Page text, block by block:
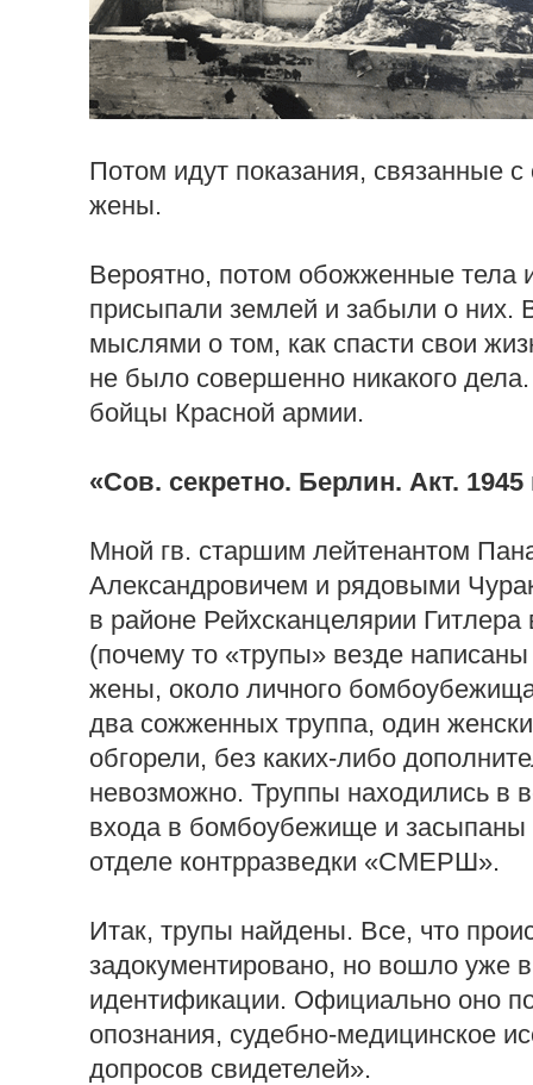
Потом идут показания, связанные
жены.
Вероятно, потом обожженные тела
присыпали землей и забыли о них.
мыслями о том, как спасти свои
не было совершенно никакого
бойцы Красной армии.
«Сов. секретно. Берлин. Акт.
Мной гв. старшим лейтенантом
Александровичем и рядовыми
в районе Рейхсканцелярии
(почему то «трупы» везде
жены, около личного
два сожженных труппа, один
обгорели, без каких-либо
невозможно. Труппы находились в
входа в бомбоубежище и засыпаны
отделе контрразведки «СМЕРШ».
Итак, трупы найдены. Все, что
задокументировано, но вошло уже
идентификации. Официально оно
опознания, судебно-медицинское
допросов свидетелей».